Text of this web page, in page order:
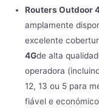
Routers Outdoor
amplamente
excelente
4Gde alta
operadora
12, 13 ou 5 para
fiável e